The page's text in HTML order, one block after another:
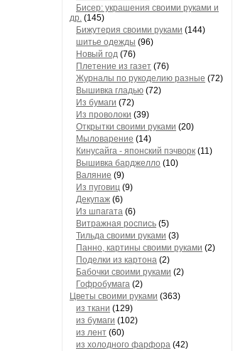
Бисер: украшения своими руками и
др. (145)
Бижутерия своими руками (144)
шитье одежды (96)
Новый год (76)
Плетение из газет (76)
Журналы по рукоделию разные (72)
Вышивка гладью (72)
Из бумаги (72)
Из проволоки (39)
Открытки своими руками (20)
Мыловарение (14)
Кинусайга - японский пэчворк (11)
Вышивка барджелло (10)
Валяние (9)
Из пуговиц (9)
Декупаж (6)
Из шпагата (6)
Витражная роспись (5)
Тильда своими руками (3)
Панно, картины своими руками (2)
Поделки из картона (2)
Бабочки своими руками (2)
Гофробумага (2)
Цветы своими руками (363)
из ткани (129)
из бумаги (102)
из лент (60)
из холодного фарфора (42)